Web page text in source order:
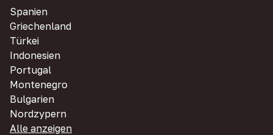
Spanien
Griechenland
Türkei
Indonesien
Portugal
Montenegro
Bulgarien
Nordzypern
Alle anzeigen